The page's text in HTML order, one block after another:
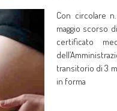
Con circolare
maggio scorso
certificato
transitorio di 3
in forma